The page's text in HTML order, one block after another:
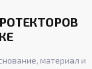
материал и